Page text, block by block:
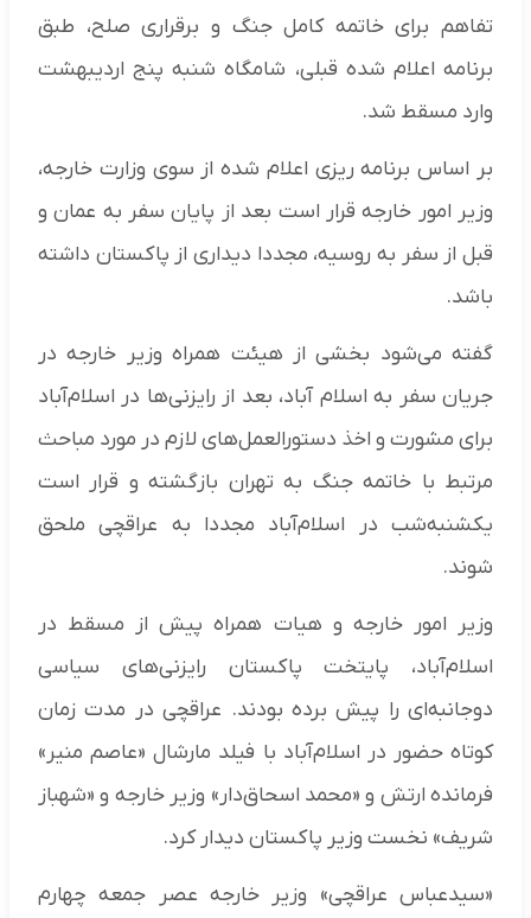
تفاهم برای خاتمه کامل جنگ و برقراری صلح، طبق
برنامه اعلام شده قبلی، شامگاه شنبه پنج اردیبهشت
وارد مسقط شد.
بر اساس برنامه ریزی اعلام شده از سوی وزارت خارجه،
وزیر امور خارجه قرار است بعد از پایان سفر به عمان و
قبل از سفر به روسیه، مجددا دیداری از پاکستان داشته
باشد.
گفته می‌شود بخشی از هیئت همراه وزیر خارجه در
جریان سفر به اسلام آباد، بعد از رایزنی‌ها در اسلام‌آباد
برای مشورت و اخذ دستورالعمل‌های لازم در مورد مباحث
مرتبط با خاتمه جنگ به تهران بازگشته و قرار است
یکشنبه‌شب در اسلام‌آباد مجددا به عراقچی ملحق
شوند.
وزیر امور خارجه و هیات همراه پیش از مسقط در
اسلام‌آباد، پایتخت پاکستان رایزنی‌های سیاسی
دوجانبه‌ای را پیش برده بودند. عراقچی در مدت زمان
کوتاه حضور در اسلام‌آباد با فیلد مارشال «عاصم منیر»
فرمانده ارتش و «محمد اسحاق‌دار» وزیر خارجه و «شهباز
شریف» نخست وزیر پاکستان دیدار کرد.
«سیدعباس عراقچی» وزیر خارجه عصر جمعه چهارم